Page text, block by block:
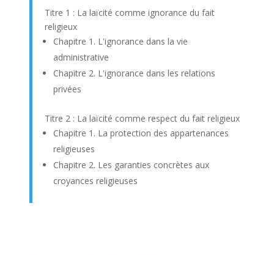
Titre 1 : La laïcité comme ignorance du fait
religieux
Chapitre 1. L'ignorance dans la vie
administrative
Chapitre 2. L'ignorance dans les relations
privées
Titre 2 : La laïcité comme respect du fait religieux
Chapitre 1. La protection des appartenances
religieuses
Chapitre 2. Les garanties concrètes aux
croyances religieuses